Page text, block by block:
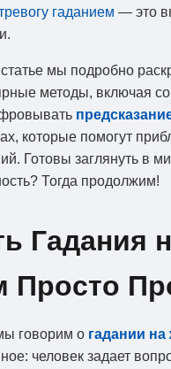
гаданием — это
мы подробно
методы, включая
которые помогут
Готовы заглянуть в
Тогда продолжим!
Гадания
Просто
говорим о гадании
человек задает